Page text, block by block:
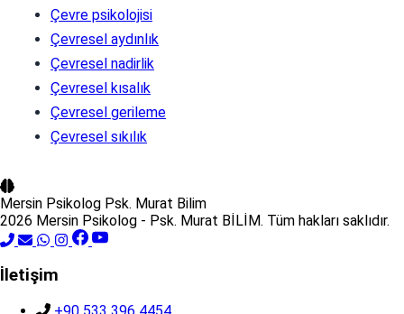
Çevre psikolojisi
Çevresel aydınlık
Çevresel nadirlik
Çevresel kısalık
Çevresel gerileme
Çevresel sıkılık
Mersin Psikolog Psk. Murat Bilim
2026 Mersin Psikolog - Psk. Murat BİLİM. Tüm hakları saklıdır.
İletişim